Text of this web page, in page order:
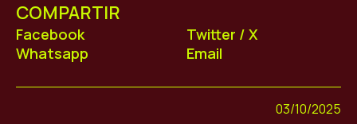
Agenda
Nuestros talleres
COMPARTIR
Facebook
Twitter / X
Whatsapp
Email
03/10/2025